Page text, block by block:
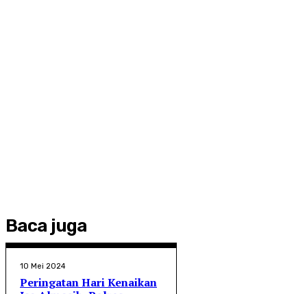
Baca juga
10 Mei 2024
Peringatan Hari Kenaikan